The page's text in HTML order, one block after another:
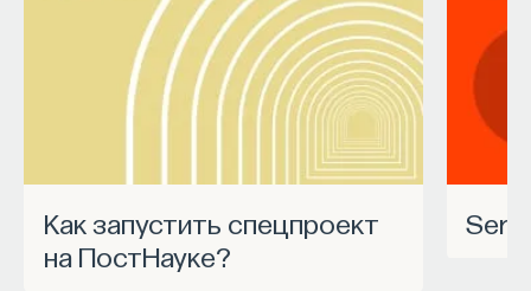
Как запустить спецпроект
на ПостНауке?